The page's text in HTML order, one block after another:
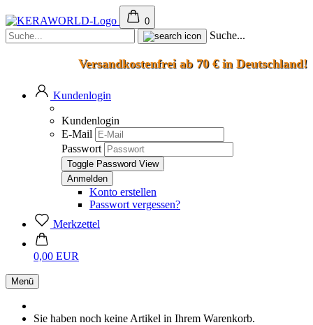
0
Suche...
Versandkostenfrei ab 70 € in Deutschland!
Kundenlogin
Kundenlogin
E-Mail
Passwort
Toggle Password View
Konto erstellen
Passwort vergessen?
Merkzettel
0,00 EUR
Menü
Sie haben noch keine Artikel in Ihrem Warenkorb.